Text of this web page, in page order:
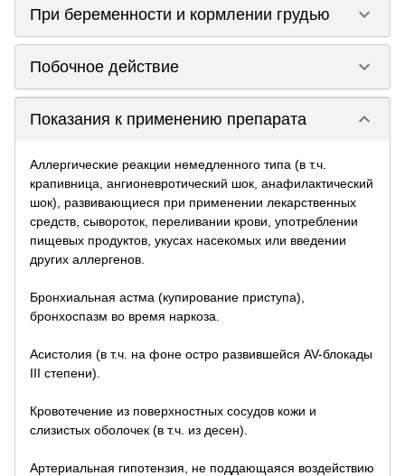
При беременности и кормлении грудью keyboard_arrow_down
Побочное действие keyboard_arrow_down
Показания к применению препарата keyboard_arrow_down
Аллергические реакции немедленного типа (в т.ч.
крапивница, ангионевротический шок, анафилактический
шок), развивающиеся при применении лекарственных
средств, сывороток, переливании крови, употреблении
пищевых продуктов, укусах насекомых или введении
других аллергенов.
Бронхиальная астма (купирование приступа),
бронхоспазм во время наркоза.
Асистолия (в т.ч. на фоне остро развившейся AV-блокады
III степени).
Кровотечение из поверхностных сосудов кожи и
слизистых оболочек (в т.ч. из десен).
Артериальная гипотензия, не поддающаяся воздействию